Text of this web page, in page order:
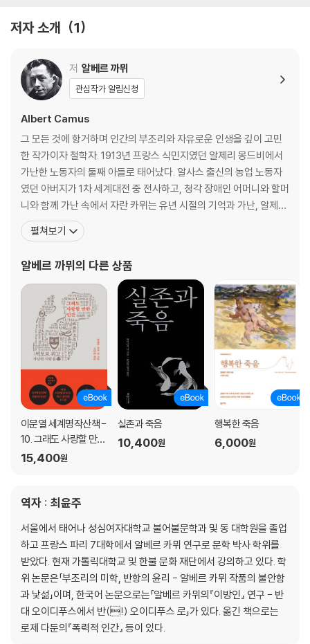
저자 소개 1
저 알베르 까뮈
관심작가 알림신청
Albert Camus
그 모든 것에 항거하며 인간의 부조리와 자유로운 인생을 깊이 고민
한 작가이자 철학자. 1913년 프랑스 식민지였던 알제리 몽드비에서
가난한 노동자의 둘째 아들로 태어났다. 알사스 출신의 농업 노동자
였던 아버지가 1차 세계대전 중 전사하고, 청각 장애인 어머니와 할머
니와 함께 가난 속에서 자란 카뮈는 유년 시절의 기억과 가난, 알제리
의 빛나는 자연과 알제 서민가의 일상은 카뮈 작품의 뿌리에 내밀하
게 엉기어 있다. 구역의 공립 학교에서 L. 제르맹이라는 훌륭한 스승
알제리에서 보낸 유년기는 그가 작가적 양분을 공급받
펼쳐보기
알베르 까뮈의 다른 상품
이문열 세계명작산책 -
10. 그래도 사랑할 만한
인간
15,400원
실존과 죽음
10,400원
행복한 죽음
6,000원
역자 : 최윤주
서울에서 태어나 성심여자대학교 불어불문학과 및 동 대학원을 졸업
하고 프랑스 파리 7대학에서 알베르 카뮈 연구로 문학 박사 학위를
받았다. 현재 가톨릭대학교 및 한불 문화 재단에서 강의하고 있다. 학
위 논문은「부조리의 미학, 반항의 윤리 - 알베르 카뮈 작품의 불안함
과 낯섦」이며, 한국어 논문으로는「알베르 카뮈의『이방인』 연구 - 반
대 오이디푸스에서 반(!) 오이디푸스 로」가 있다. 옮긴 책으로는
로제 다둔의『폭력적 인간』 등이 있다.